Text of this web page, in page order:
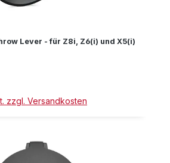
Lever - für Z8i, Z6(i) und X5(i)
zzgl. Versandkosten